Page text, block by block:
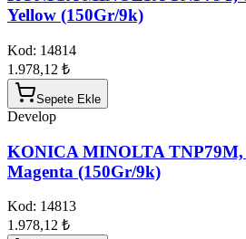
Yellow (150Gr/9k)
Kod: 14814
1.978,12 ₺
Sepete Ekle
Develop
KONICA MINOLTA
Magenta (150Gr/9k)
Kod: 14813
1.978,12 ₺